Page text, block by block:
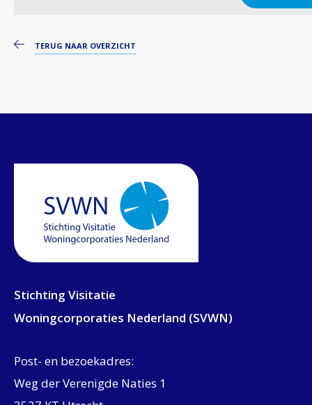
TERUG NAAR OVERZICHT
Stichting Visitatie
Woningcorporaties Nederland (SVWN)
Post- en bezoekadres:
Weg der Verenigde Naties 1